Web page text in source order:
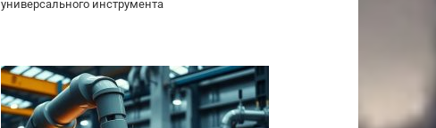
универсального инструмента